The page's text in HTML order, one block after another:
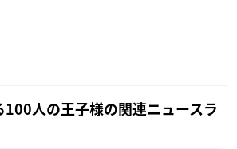
100人の王子様の関連ニュースラ